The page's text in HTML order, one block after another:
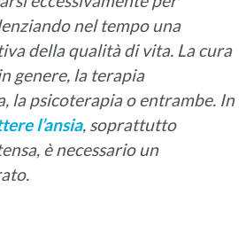
nel tempo una
della qualità di vita. La cura
genere, la terapia
la psicoterapia o entrambe. In
l’ansia, soprattutto
è necessario un